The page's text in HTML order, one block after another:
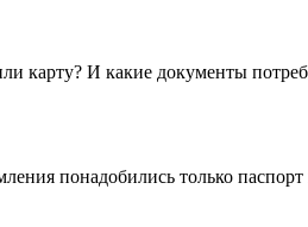
карту? И какие документы
понадобились только